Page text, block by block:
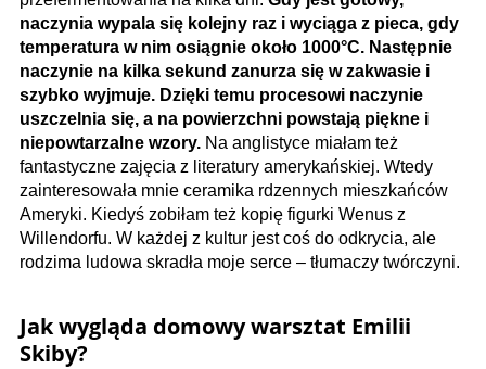
naczynia wypala się kolejny raz i wyciąga z pieca, gdy
temperatura w nim osiągnie około 1000°C. Następnie
naczynie na kilka sekund zanurza się w zakwasie i
szybko wyjmuje. Dzięki temu procesowi naczynie
uszczelnia się, a na powierzchni powstają piękne i
niepowtarzalne wzory. Na anglistyce miałam też
fantastyczne zajęcia z literatury amerykańskiej. Wtedy
zainteresowała mnie ceramika rdzennych mieszkańców
Ameryki. Kiedyś zobiłam też kopię figurki Wenus z
Willendorfu. W każdej z kultur jest coś do odkrycia, ale
rodzima ludowa skradła moje serce – tłumaczy twórczyni.
Jak wygląda domowy warsztat Emilii
Skiby?